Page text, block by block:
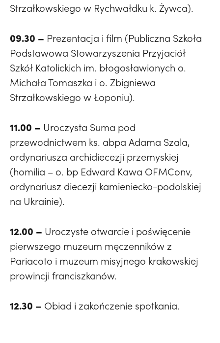
Strzałkowskiego w Rychwałdku k. Żywca).
09.30 – Prezentacja i film (Publiczna Szkoła
Podstawowa Stowarzyszenia Przyjaciół
Szkół Katolickich im. błogosławionych o.
Michała Tomaszka i o. Zbigniewa
Strzałkowskiego w Łoponiu).
11.00 – Uroczysta Suma pod
przewodnictwem ks. abpa Adama Szala,
ordynariusza archidiecezji przemyskiej
(homilia – o. bp Edward Kawa OFMConv,
ordynariusz diecezji kamieniecko-podolskiej
na Ukrainie).
12.00 – Uroczyste otwarcie i poświęcenie
pierwszego muzeum męczenników z
Pariacoto i muzeum misyjnego krakowskiej
prowincji franciszkanów.
12.30 – Obiad i zakończenie spotkania.